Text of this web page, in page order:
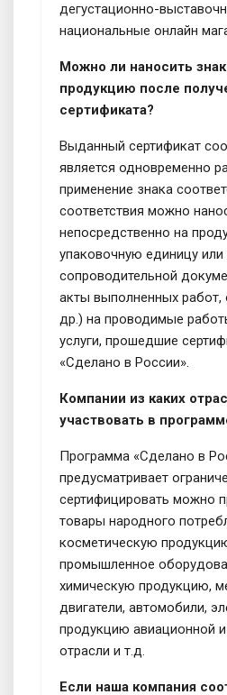
дегустационно-
национальные онлайн
Можно ли наносить
продукцию после
сертификата?
Выданный сертификат
является одновременно
применение знака
соответствия можно
непосредственно на
упаковочную единицу или
сопроводительной
акты выполненных работ,
др.) на проводимые
услуги, прошедшие
«Сделано в России».
Компании из каких
участвовать в
Программа «Сделано в
предусматривает
сертифицировать можно
товары народного
косметическую
промышленное
химическую продукцию,
двигатели, автомобили,
продукцию авиационной
отрасли и т.д.
Если наша компания